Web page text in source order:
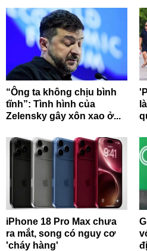
“Ông ta không chịu bình
tĩnh”: Tình hình của
Zelensky gây xôn xao ở...
iPhone 18 Pro Max chưa
ra mắt, song có nguy cơ
'cháy hàng'